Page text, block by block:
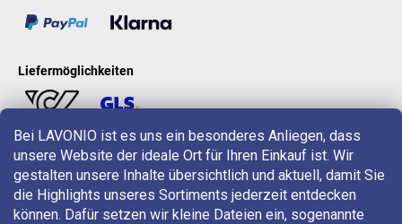
Bei LAVONIO ist es uns ein besonderes Anliegen, dass
unsere Website der ideale Ort für Ihren Einkauf ist. Wir
gestalten unsere Inhalte übersichtlich und aktuell, damit Sie
die Highlights unseres Sortiments jederzeit entdecken
können. Dafür setzen wir kleine Dateien ein, sogenannte
Liefermöglichkeiten
LAVONIO in der Welt